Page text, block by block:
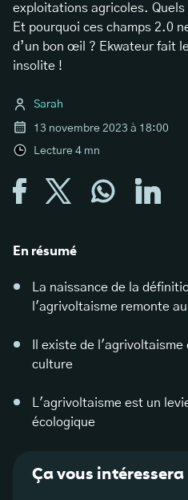
exploitations agricoles.
Et pourquoi ces champs 2.0
d’un bon œil ? Ekwateur fait
insolite !
Sarah
13 novembre 2023 à 18:00
Lecture 4 mn
En résumé
La naissance de la
l'agrivoltaisme remonte
Il existe de
culture
L'agrivoltaisme est un
écologique
Ça vous intéressera